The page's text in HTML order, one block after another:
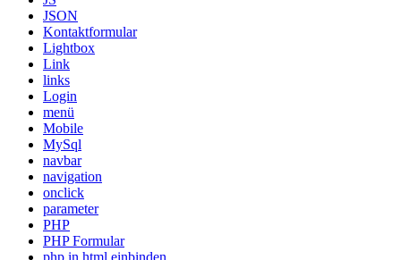
JSON
Kontaktformular
Lightbox
Link
links
Login
menü
Mobile
MySql
navbar
navigation
onclick
parameter
PHP
PHP Formular
php in html einbinden